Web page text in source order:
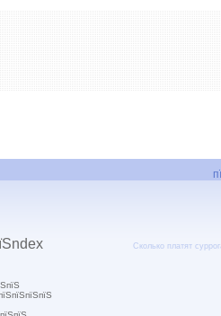
Сколько платят